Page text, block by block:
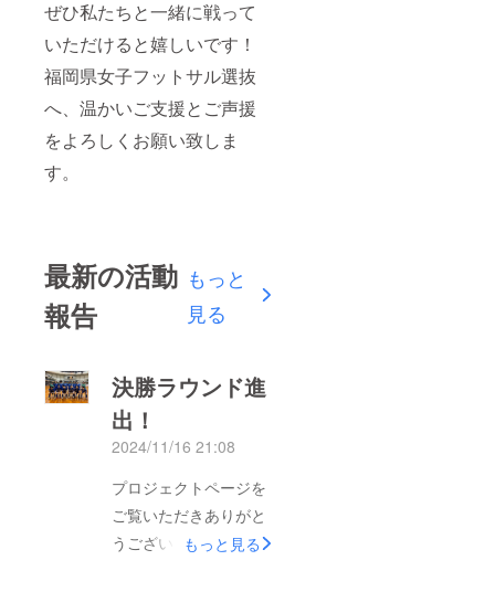
ぜひ私たちと一緒に戦って
いただけると嬉しいです！
福岡県女子フットサル選抜
へ、温かいご支援とご声援
をよろしくお願い致しま
す。
最新の活動
報告
もっと
見る
決勝ラウンド進
出！
2024/11/16 21:08
プロジェクトページを
ご覧いただきありがと
うございます。本日、
もっと見る